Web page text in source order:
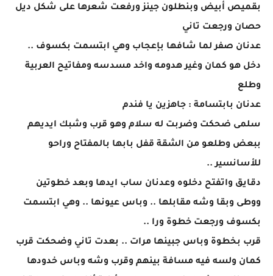
بقميص أبيض وبنطلون جينز ورفعت شعرها على شكل ديل
حصان ورجعت تاني
عدنان صفر لما شافها بإعجاب وهي ابتسمت بكسوف ..
دخل هو كمان وغير هدومه واخد مسدسه ومفاتيح العربية
وطلع
عدنان بابتسامة : جاهزين يا فندم
سلمى ضحكت وضربت له سلام وهو قرب وشبك ايديهم
ببعض وطلعو من الشقة قفل بابها بالمفتاح وراحو
للأسانسير ..
دقايق واتفتح دخلوه وعدنان ساب ايدها وبعد خطوتين
ووطى وبقا وشه مقابلها .. وباس عيونها .. وهي ابتسمت
بكسوف ورجعت خطوة ورا ..
قرب بخطوة وباس جبينها مرات .. بعدت تاني وضحكت قرب
كمان ولسه فيه مسافة بينهم وقرب وشه وباس خدودها